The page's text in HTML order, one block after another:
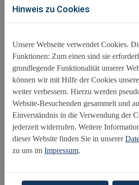
Bildung, Freizeit und Kultur
Schlagworte
Altersgrenze Barrierefreiheit
Cybermobbing
Darstellungen des
Digital Parenting
Digitale Spiele
Internet der Dinge
Internet
Jugendmedienschutz
Medienerziehung
Medienkompetenz
Sexting
Social Media
UN-
Hinweis zu Cookies
Unsere Webseite verwendet Cookies.
Funktionen: Zum einen sind sie
grundlegende Funktionalität unserer
können wir mit Hilfe der Cookies
weiter verbessern. Hierzu werden
Website-Besuchenden gesammelt und
Einverständnis in die Verwendung der
jederzeit widerrufen. Weitere
dieser Website finden Sie in unserer
zu uns im Impressum.